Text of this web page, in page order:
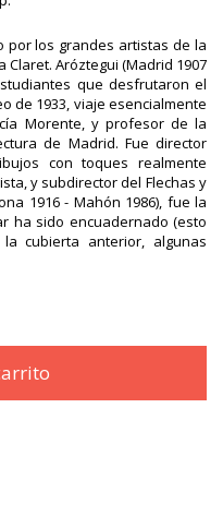
por los grandes artistas de la
Aróztegui (Madrid 1907
que desfrutaron el
de 1933, viaje esencialmente
Morente, y profesor de la
de Madrid. Fue director
con toques realmente
y subdirector del Flechas y
1916 - Mahón 1986), fue la
ha sido encuadernado (esto
cubierta anterior, algunas